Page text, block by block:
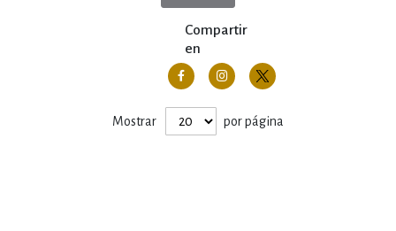
Compartir
en
Mostrar por página